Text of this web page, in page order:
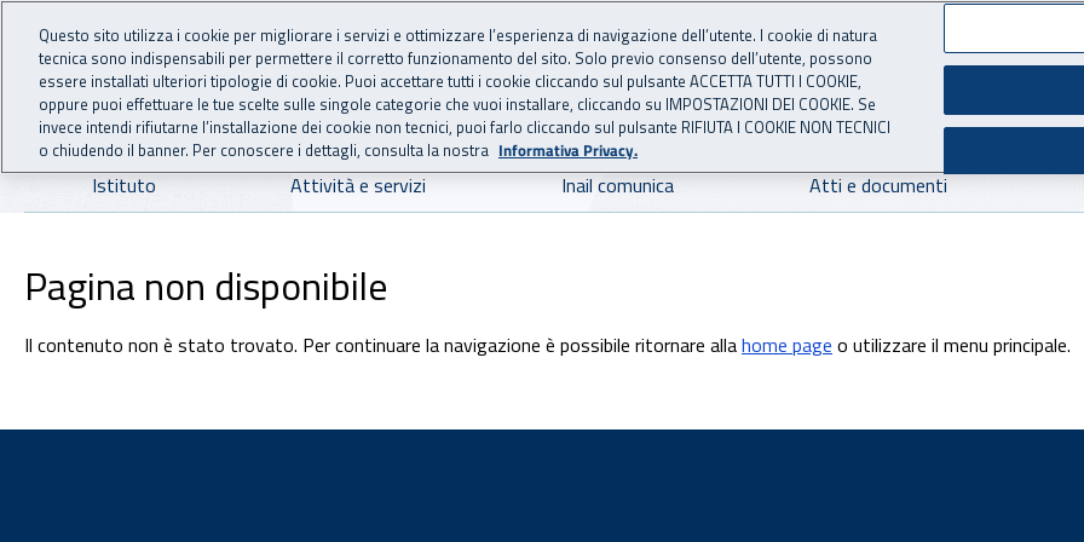
Vai al menu principale
Vai al contenuto principale
INAIL - Istituto Nazionale per l'Assicurazione
Navigazione principale
Istituto Attività e servizi Inail comunica Atti e documenti
Pagina non disponibile
Il contenuto non è stato trovato. Per continuare la navigazione è possibile ritornare allahome page o utilizzare il menu principale.
Questo sito utilizza i cookie per migliorare i servizi e ottimizzare l’esperienza di navigazione dell’utente. I cookie di natura
tecnica sono indispensabili per permettere il corretto funzionamento del sito. Solo previo consenso dell’utente, possono
essere installati ulteriori tipologie di cookie. Puoi accettare tutti i cookie cliccando sul pulsante ACCETTA TUTTI I COOKIE,
oppure puoi effettuare le tue scelte sulle singole categorie che vuoi installare, cliccando su IMPOSTAZIONI DEI COOKIE. Se
invece intendi rifiutarne l’installazione dei cookie non tecnici, puoi farlo cliccando sul pulsante RIFIUTA I COOKIE NON TECNICI
o chiudendo il banner. Per conoscere i dettagli, consulta la nostra Informativa Privacy.